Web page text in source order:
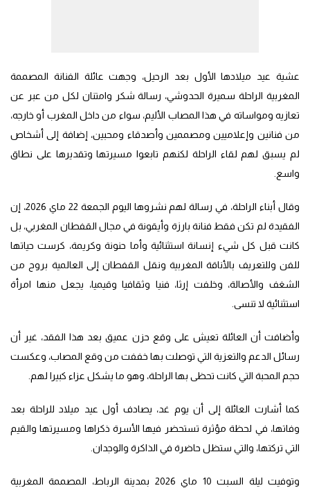
عشية عيد ميلادها الأول بعد الرحيل، وجهت عائلة الفنانة المصممة
المغربية الراحلة سميرة الحدوشي، رسالة شكر وامتنان لكل من عبر عن
تعازيه ومواساته في هذا المصاب الأليم، سواء من داخل المغرب أو خارجه،
من فنانين وإعلاميين ومصممين وأصدقاء ومحبين، إضافة إلى أشخاص
لم يسبق لهم لقاء الراحلة لكنهم تابعوا مسيرتها وتقديرها على نطاق
واسع.
وقال أبناء الراحلة، في رسالة لهم نشروها اليوم الجمعة 22 ماي 2026، إن
الفقيدة لم تكن فقط فنانة بارزة وأيقونة في مجال القفطان المغربي، بل
كانت قبل كل شيء إنسانة استثنائية وأما حنونة وكريمة، كرست حياتها
للفن وللتعريف بالأناقة المغربية ونقل القفطان إلى العالمية بروح من
الشغف والأصالة، وخلفت إرثا، فنيا وثقافيا وقيميا، يجعل منها امرأة
استثنائية لا تنسى.
وأضافت أن العائلة تعيش على وقع حزن عميق بعد هذا الفقد، غير أن
رسائل الدعم والتعزية التي توصلت بها خففت من وقع المصاب، وعكست
حجم المحبة التي كانت تحظى بها الراحلة، وهو ما يشكل عزاء كبيرا لهم.
كما أشارت العائلة إلى أن يوم غد، يصادف أول عيد ميلاد للراحلة بعد
وفاتها، في لحظة مؤثرة تستحضر فيها الأسرة ذكراها ومسيرتها والقيم
التي تركتها، والتي ستظل حاضرة في الذاكرة والوجدان.
وتوفيت ليلة السبت 10 ماي 2026 بمدينة الرباط، المصممة المغربية